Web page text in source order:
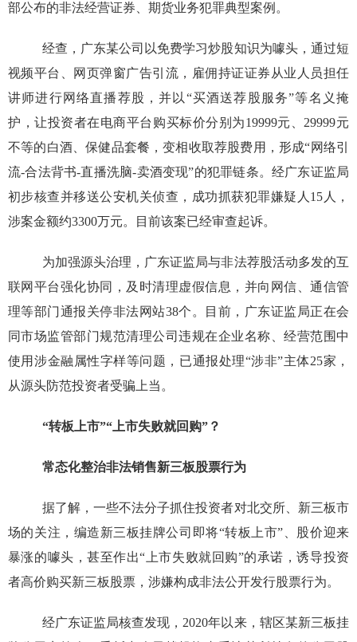
部公布的非法经营证券、期货业务犯罪典型案例。
经查，广东某公司以免费学习炒股知识为噱头，通过短
视频平台、网页弹窗广告引流，雇佣持证证券从业人员担任
讲师进行网络直播荐股，并以“买酒送荐股服务”等名义掩
护，让投资者在电商平台购买标价分别为19999元、29999元
不等的白酒、保健品套餐，变相收取荐股费用，形成“网络引
流-合法背书-直播洗脑-卖酒变现”的犯罪链条。经广东证监局
初步核查并移送公安机关侦查，成功抓获犯罪嫌疑人15人，
涉案金额约3300万元。目前该案已经审查起诉。
为加强源头治理，广东证监局与非法荐股活动多发的互
联网平台强化协同，及时清理虚假信息，并向网信、通信管
理等部门通报关停非法网站38个。目前，广东证监局正在会
同市场监管部门规范清理公司违规在企业名称、经营范围中
使用涉金融属性字样等问题，已通报处理“涉非”主体25家，
从源头防范投资者受骗上当。
“转板上市”“上市失败就回购”？
常态化整治非法销售新三板股票行为
据了解，一些不法分子抓住投资者对北交所、新三板市
场的关注，编造新三板挂牌公司即将“转板上市”、股价迎来
暴涨的噱头，甚至作出“上市失败就回购”的承诺，诱导投资
者高价购买新三板股票，涉嫌构成非法公开发行股票行为。
经广东证监局核查发现，2020年以来，辖区某新三板挂